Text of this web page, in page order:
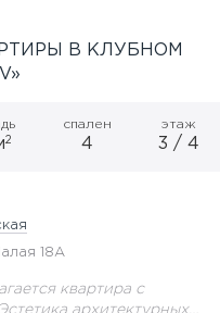
В КЛУБНОМ
2
спален
4
этаж
3 / 4
18А
квартира с
архитектурных